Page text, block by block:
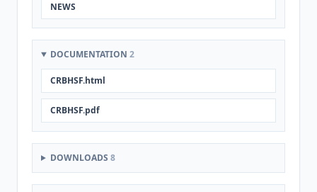
NEWS
DOCUMENTATION 2
CRBHSF.html
CRBHSF.pdf
DOWNLOADS 8